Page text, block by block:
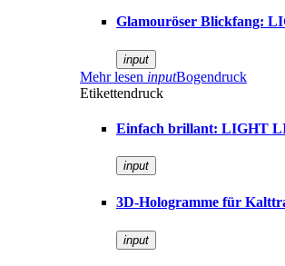
Glamouröser Blickfang:
input
Mehr lesen inputBogendruck
Etikettendruck
Einfach brillant: LIGHT
input
3D-Hologramme für
input